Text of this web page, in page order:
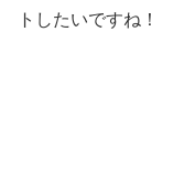
トしたいですね！